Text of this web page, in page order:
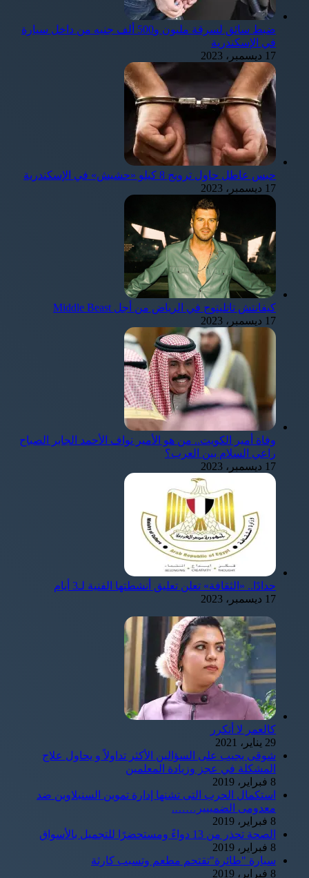
ضبط سائق لسرقة مليون و500 ألف جنيه من داخل سيارة
في الإسكندرية
17 ديسمبر، 2023
حبس عاطل حاول ترويج 8 كيلو «حشيش» في الإسكندرية
17 ديسمبر، 2023
كيفانتش تاتليتوج في الرياض من أجل Middle Beast
17 ديسمبر، 2023
وفاة أمير الكويت.. من هو الأمير نواف الأحمد الجابر الصباح
راعي السلام بين العرب؟
17 ديسمبر، 2023
حدادًا.. «الثقافة» تعلن تعليق أنشطتها الفنية لـ3 أيام
17 ديسمبر، 2023
كالعمر لا أتكرر
29 يناير، 2021
شوقى يجيب على السؤالين الأكثر تداولاً و يحاول علاج
المشكلة في عجز وزيادة المعلمين
8 فبراير، 2019
استكمال الحرب التى تشنها إدارة تموين السنبلاوين ضد
معدومى الضمييير…….
8 فبراير، 2019
الصحة تحذر من 13 دواءً ومستحضرًا للتجميل بالأسواق
8 فبراير، 2019
سيارة "طائرة"تقتحم مطعم وتسبب كارثة
8 فبراير، 2019